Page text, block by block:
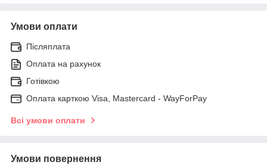
Умови оплати
Післяплата
Оплата на рахунок
Готівкою
Оплата карткою Visa, Mastercard - WayForPay
Всі умови оплати
Умови повернення